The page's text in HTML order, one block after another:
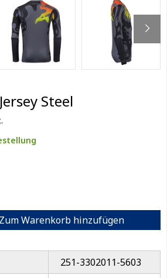
Steel
Zum Warenkorb hinzufügen
251-3302011-5603